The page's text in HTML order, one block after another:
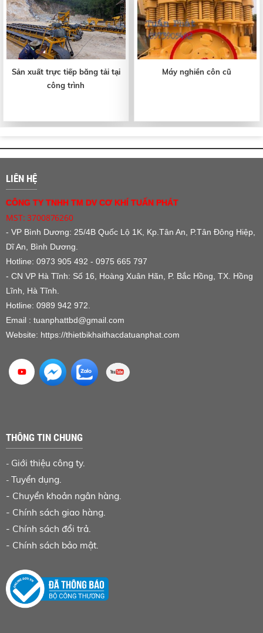
Sản xuất trực tiếp băng tải tại
công trình
Máy nghiền côn cũ
LIÊN HỆ
CÔNG TY TNHH TM DV CƠ KHÍ TUẤN PHÁT
MST: 3700876260
- VP Bình Dương: 25/4B Quốc Lộ 1K, Kp.Tân An, P.Tân Đông Hiệp,
Dĩ An, Bình Dương.
Hotline: 0973 905 492 - 0975 665 797
- CN VP Hà Tĩnh: Số 16, Hoàng Xuân Hãn, P. Bắc Hồng, TX. Hồng
Lĩnh, Hà Tĩnh.
Hotline: 0989 942 972.
Email : tuanphattbd@gmail.com
Website: https://thietbikhaithacdatuanphat.com
THÔNG TIN CHUNG
- Giới thiệu công ty.
- Tuyển dụng.
- Chuyển khoản ngân hàng
- Chính sách giao hàng.
- Chính sách đổi trả.
- Chính sách bảo mật.